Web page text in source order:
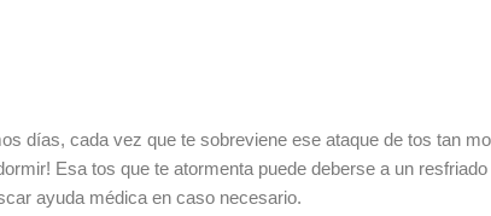
esta
días, cada vez que te sobreviene ese ataque de tos tan
Esa tos que te atormenta puede deberse a un
ayuda médica en caso necesario.